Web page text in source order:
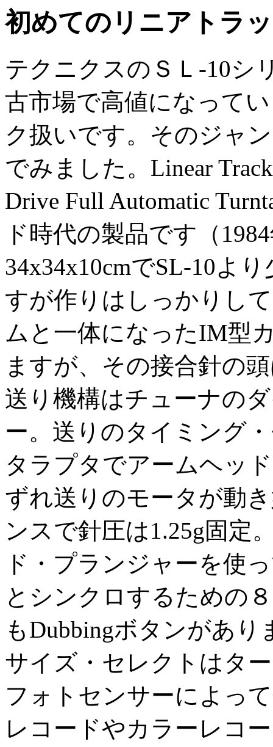
初めてのリニアトラ
テクニクスのＳＬ-10シ
古市場で高値になって
ク扱いです。そのジャ
でみました。Linear
Drive Full Automatic
ド時代の製品です（
34x34x10cmでSL-10よ
すが作りはしっかりし
ムと一体になったIM型
ますが、その接合針の
送り機構はチューナの
ー。送りのタイミング
タラプタでアームヘッ
ずれ送りのモータが動
ンスで針圧は1.25g固定
ド・プランジャーを使
とシンクロするための
もDubbingボタンがあり
サイズ・セレクトはタ
フォトセンサーによっ
レコードやカラーレコ